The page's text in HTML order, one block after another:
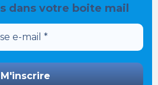
dans votre boite mail